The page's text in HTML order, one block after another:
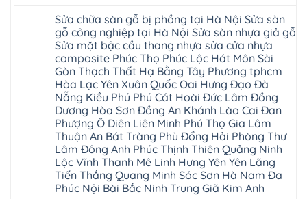
wood
đế
cao
su
IXPE
Hưng
Yên
Sài
Gòn
Ân
Thi
Hoàng
Mai
Mỹ
Hào
Tiên
Lữ
Từ
Liêm
Phù
Cừ
nhà
hà
nội
Ziccos
Flortex
Wilson
black
Hobi
wood
Glotex
Kosmos
Hobi
wood
Charm
wood
đế
cao
su
IXPE
Phú
Hà
Nội
Sửa
sàn
giả
gỗ
cong
vênh
Sửa
mặt
bậc
cầu
thang
nhựa
sửa
cửa
nhựa
composite
tpHCM
bình
luận
ở
Sửa
sàn
gỗ
bị
cong
vênh
tại
Hà
Nội
Sửa
sàn
gỗ
công
nghiệp
tại
Hà
Nội
Sửa chữa sàn gỗ bị phồng tại Hà Nội Sửa sàn
gỗ công nghiệp tại Hà Nội Sửa sàn nhựa giả gỗ
Sửa mặt bậc cầu thang nhựa sửa cửa nhựa
composite Phúc Thọ Phúc Lộc Hát Môn Sài
Gòn Thạch Thất Hạ Bằng Tây Phương tphcm
Hòa Lạc Yên Xuân Quốc Oai Hưng Đạo Đà
Nẵng Kiều Phú Phú Cát Hoài Đức Lâm Đồng
Dương Hòa Sơn Đồng An Khánh Lào Cai Đan
Phượng Ô Diên Liên Minh Phú Thọ Gia Lâm
Thuận An Bát Tràng Phù Đổng Hải Phòng Thư
Lâm Đông Anh Phúc Thịnh Thiên Quảng Ninh
Lộc Vĩnh Thanh Mê Linh Hưng Yên Yên Lãng
Tiến Thắng Quang Minh Sóc Sơn Hà Nam Đa
Phúc Nội Bài Bắc Ninh Trung Giã Kim Anh